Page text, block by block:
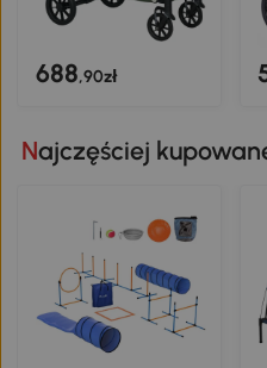
688,90zł
Najczęściej